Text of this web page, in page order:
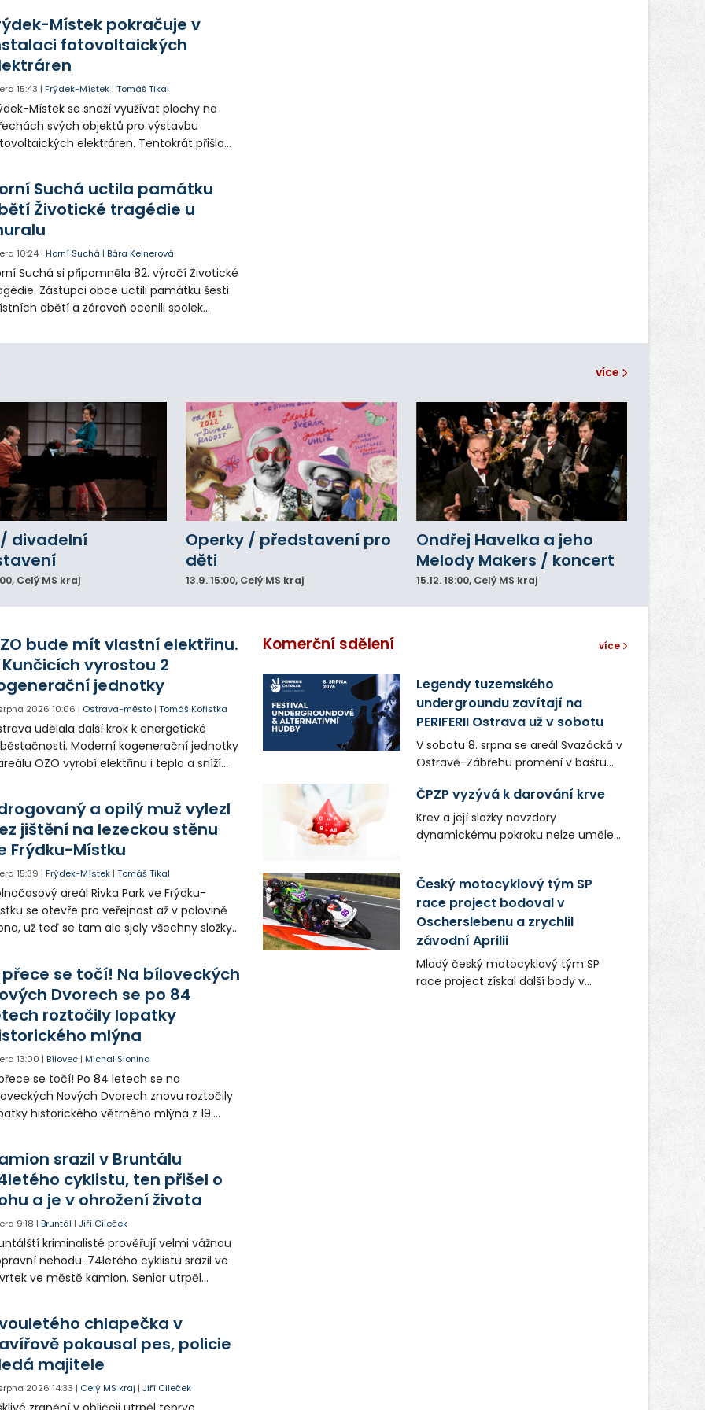
někteří obyvatelé rozhodli sepsat petici.
Místek pokračuje v
fotovoltaických
15:43 |Frýdek-Místek |Tomáš Tikal
Místek se snaží využívat plochy na
svých objektů pro výstavbu
elektráren. Tentokrát přišla
Suchá uctila památku
Životické tragédie u
10:24 |Horní Suchá |Bára Kelnerová
Suchá si připomněla 82. výročí Životické
Zástupci obce uctili památku šesti
obětí a zároveň ocenili spolek
prostřednictvím QR kódů u
více
divadelní
, Celý MS kraj
Operky / představení pro
děti
13.9.15:00, Celý MS kraj
Ondřej Havelka a jeho
Melody Makers / koncert
15.12. 18:00, Celý MS kraj
bude mít vlastní elektřinu.
Kunčicích vyrostou 2
jednotky
2026 10:06 | Ostrava-město |Tomáš Kořistka
udělala další krok k energetické
Moderní kogenerační jednotky
OZO vyrobí elektřinu i teplo a sníží
a opilý muž vylezl
jištění na lezeckou stěnu
Frýdku-Místku
15:39 |Frýdek-Místek |Tomáš Tikal
areál Rivka Park ve Frýdku-
se otevře pro veřejnost až v polovině
už teď se tam ale sjely všechny složky
Vyšplhal na lezeckou stěnu a nemohl
přece se točí! Na bíloveckých
Dvorech se po 84
roztočily lopatky
mlýna
13:00 |Bílovec |Michal Slonina
se točí! Po 84 letech se na
Nových Dvorech znovu roztočily
historického větrného mlýna z 19.
srazil v Bruntálu
cyklistu, ten přišel o
a je v ohrožení života
9:18 |Bruntál |Jiří Cileček
kriminalisté prověřují velmi vážnou
nehodu. 74letého cyklistu srazil ve
ve městě kamion. Senior utrpěl
případné svědky.chlapečka v
pokousal pes, policie
majitele
2026 14:33 | Celý MS kraj |Jiří Cileček
Komerční sdělení více
Legendy tuzemského
undergroundu zavítají na
PERIFERII Ostrava už v sobotu
V sobotu 8. srpna se areál Svazácká v
Ostravě-Zábřehu promění v baštu
hudby. Uskuteční se zde totiž první
ročník festivalu PERIFERIE Ostrava.
Brány areálu se otevřou půlhodinu po
Vstupenky v ceně 450 Kč jsou v
prodeji.
ČPZP vyzývá k darování krve
Krev a její složky navzdory
dynamickému pokroku nelze uměle
nenahraditelnou tělní tekutinu
neobejde. Naléhavá potřeba doplnit
krevní zásoby nastává vždy v létě,
kdy stoupá počet úrazů. Česká
průmyslová zdravotní pojišťovna
(ČPZP) apeluje na všechny, kteří se
těší dobrému zdraví, aby se stali
Český motocyklový tým SP
race project bodoval v
Oscherslebenu a zrychlil
závodní Aprilii
Mladý český motocyklový tým SP
race project získal další body v